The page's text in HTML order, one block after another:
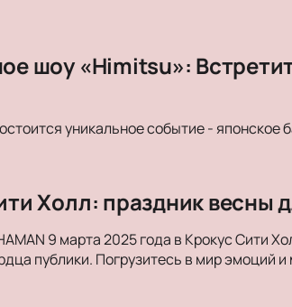
шоу «Himitsu»:
уникальное событие - японское
Холл: праздник весны
9 марта 2025 года в Крокус Сити
публики. Погрузитесь в мир эмоций